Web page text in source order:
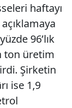
haftayı
96’lık
ton üretim
Şirketin
ise 1,9